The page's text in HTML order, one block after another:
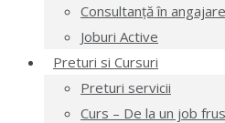
Consultanță în angajare
Joburi Active
Preturi si Cursuri
Preturi servicii
Curs – De la un job